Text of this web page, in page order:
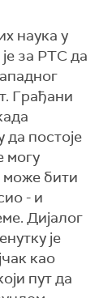
наука у
за РТС да
Грађани
да постоје
могу
може бити
- и
Дијалог
је
као
пут да